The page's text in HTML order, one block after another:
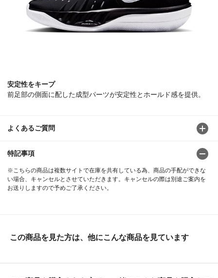
安定性をキープ
前足部の側面に配した成型パーツが安定性とホールド感を提供。
よくあるご質問
特記事項
※こちらの商品は複数サイトで在庫を共有している為、商品の手配ができな
い場合、キャンセルとさせていただきます。キャンセルの際は別途ご案内を
お送りしますので予めご了承ください。
この商品を見た方は、他にこんな商品を見ています